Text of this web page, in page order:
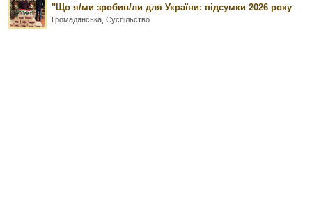
"Що я/ми зробив/ли для України: підсумки 2026 року
Громадянська ,Суспільство